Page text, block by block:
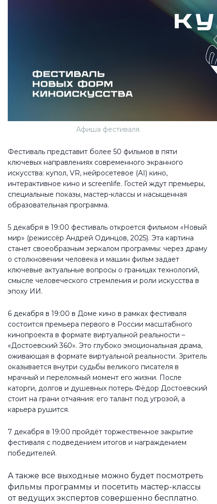
Афиша фестиваля.
Фестиваль представит более 50 фильмов в пяти
ключевых направлениях современного экранного
искусства: купол, VR, нейросетевое (AI) кино,
интерактивное кино и screenlife. Гостей ждут премьеры,
специальные показы, мастер-классы и насыщенная
образовательная программа.
5 декабря в 19:00 фестиваль откроется фильмом «Новый
мир» (режиссёр Андрей Одинцов, 2025). Эта картина
станет своеобразным зеркалом программы: через драму
о столкновении человека и машин фильм задает
ключевые актуальные вопросы о границах технологий,
смысле человеческого стремления и роли искусства в
эпоху ИИ.
6 декабря в 19:00 в Доме кино в рамках фестиваля
состоится премьера первого в России масштабного
кинопроекта в формате виртуальной реальности –
«Достоевский 360». Это глубоко эмоциональная драма,
оживающая в формате виртуальной реальности. Зритель
оказывается внутри судьбы великого писателя в
мрачный и переломный момент его жизни. После
каторги, долгов и душевных потерь Фёдор Достоевский
стоит на грани отчаяния: его талант под угрозой, а
карьера рушится.
7 декабря в 19:00 пройдёт торжественное закрытие
фестиваля с подведением итогов и награждением
победителей.
А также все выходные можно будет посмотреть
фильмы программы и посетить мастер-классы
от ведущих экспертов совершенно бесплатно.